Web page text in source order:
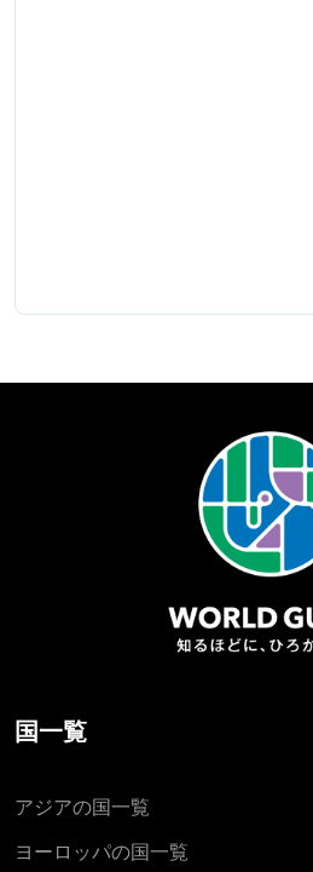
国一覧
アジアの国一覧
ヨーロッパの国一覧